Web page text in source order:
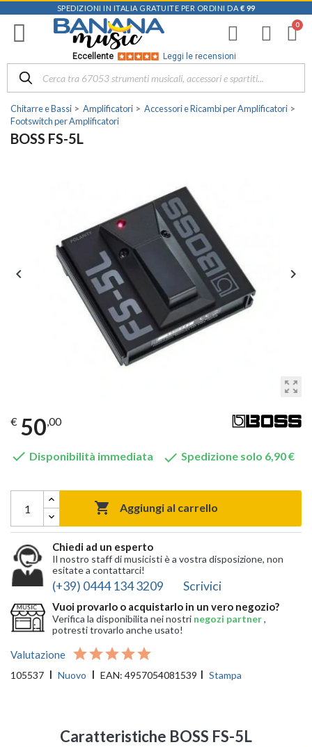
SPEDIZIONI IN ITALIA GRATUITE PER ORDINI DA € 99
Eccellente Leggi le recensioni
Chitarre e Bassi Amplificatori
Accessori e Ricambi per Amplificatori
Footswitch per Amplificatori
BOSS FS-5L
zoom_out_map
 
€ 50,00
 Disponibilità immediata  Spedizione solo 6,90 €
 Aggiungi al carrello
Chiedi ad un esperto
Il nostro staff di musicisti è a vostra disposizione, non
esitate a contattarci!
(+39) 0444 134 3209 Scrivici
Vuoi provarlo o acquistarlo in un vero negozio?
Verifica la disponibilita nei nostri negozi partner,
potresti trovarlo anche usato!
Valutazione
105537 Nuovo EAN: 4957054081539 Stampa
Caratteristiche BOSS FS-5L